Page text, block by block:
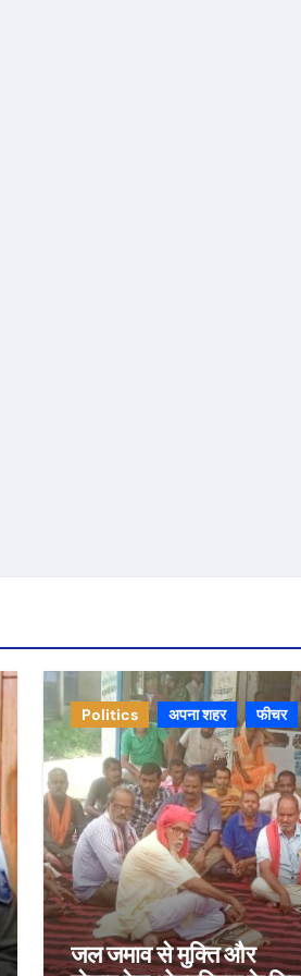
Politics अपना शहर फीचर
जल जमाव से मुक्ति और